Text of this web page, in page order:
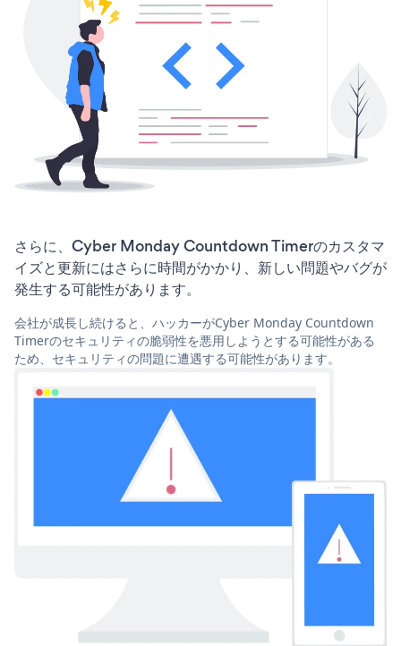
さらに、Cyber Monday Countdown Timerのカスタマ
イズと更新にはさらに時間がかかり、新しい問題やバグが
発生する可能性があります。
会社が成長し続けると、ハッカーがCyber Monday Countdown
Timerのセキュリティの脆弱性を悪用しようとする可能性がある
ため、セキュリティの問題に遭遇する可能性があります。